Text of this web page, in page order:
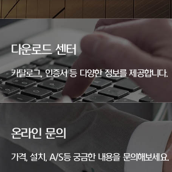
다운로드 센터
카탈로그, 인증서 등 다양한 정보를 제공합니다.
온라인 문의
가격, 설치, A/S등 궁금한 내용을 문의해보세요.